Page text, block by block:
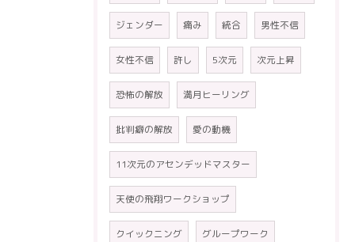
ジェンダー 痛み 統合 男性不信
女性不信 許し 5次元 次元上昇
恐怖の解放 満月ヒーリング
批判癖の解放 愛の動機
11次元のアセンデッドマスター
天使の飛翔ワークショップ
クイックニング グループワーク